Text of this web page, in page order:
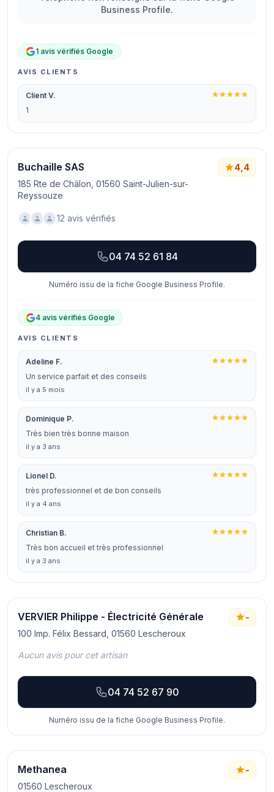
Business Profile.
1 avis vérifiés Google
AVIS CLIENTS
Client V.
1
Buchaille SAS
185 Rte de Châlon, 01560 Saint-Julien-sur-
Reyssouze
4,4
12 avis vérifiés
04 74 52 61 84
Numéro issu de la fiche Google Business Profile.
4 avis vérifiés Google
AVIS CLIENTS
Adeline F.
Un service parfait et des conseils
il y a 5 mois
Dominique P.
Très bien très bonne maison
il y a 3 ans
Lionel D.
très professionnel et de bon conseils
il y a 4 ans
Christian B.
Très bon accueil et très professionnel
il y a 3 ans
VERVIER Philippe - Électricité Générale
100 Imp. Félix Bessard, 01560 Lescheroux
-
Aucun avis pour cet artisan
04 74 52 67 90
Numéro issu de la fiche Google Business Profile.
Methanea
01560 Lescheroux
-